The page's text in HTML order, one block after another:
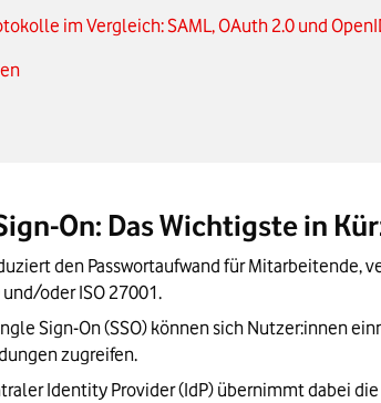
im Vergleich: SAML, OAuth 2.0 und
Single Sign-On für Unternehmen und
im Vergleich: Microsoft Entra ID, Okta,
On implementieren: Schritt-für-Schritt
Single Sign-On ist mehr als nur Komfort
On: Das Wichtigste in
den Passwortaufwand für
und/oder ISO 27001.
Sign-On (SSO) können sich Nutzer:innen
zugreifen.
Identity Provider (IdP) übernimmt dabei